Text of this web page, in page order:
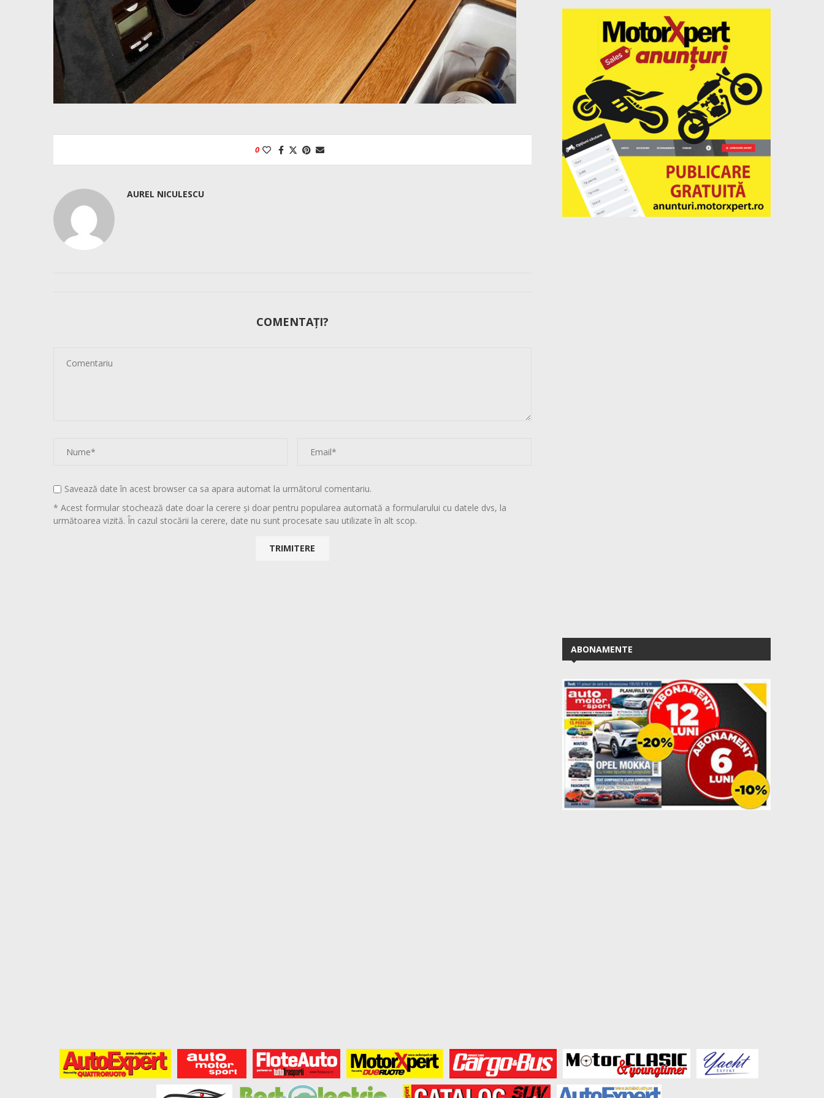
0
AUREL NICULESCU
COMENTAȚI?
Savează date în acest browser ca sa apara automat la următorul comentariu.
* Acest formular stochează date doar la cerere și doar pentru popularea automată a formularului cu datele dvs, la
următoarea vizită. În cazul stocării la cerere, date nu sunt procesate sau utilizate în alt scop.
ABONAMENTE